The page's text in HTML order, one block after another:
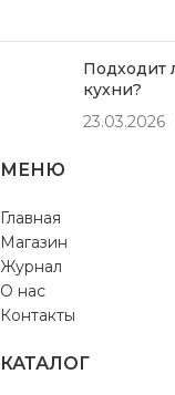
Подходит
кухни?
23.03.2026
МЕНЮ
Главная
Магазин
Журнал
О нас
Контакты
КАТАЛОГ